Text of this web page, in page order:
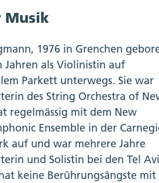
Musik
1976 in Grenchen
Jahren als Violinistin auf
Parkett unterwegs. Sie war
des String Orchestra of
regelmässig mit dem New
Ensemble in der
auf und war mehrere Jahre
und Solistin bei den Tel
keine Berührungsängste mit